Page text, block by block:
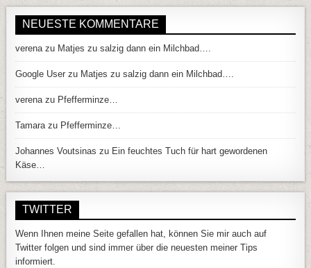
NEUESTE KOMMENTARE
verenazu Matjes zu salzig dann ein Milchbad….
Google User zu Matjes zu salzig dann ein Milchbad….
verenazu Pfefferminze…
Tamarazu Pfefferminze…
Johannes Voutsinas zu Ein feuchtes Tuch für hart gewordenen
Käse…
TWITTER
Wenn Ihnen meine Seite gefallen hat, können Sie mir auch auf
Twitter folgen und sind immer über die neuesten meiner Tips
informiert.